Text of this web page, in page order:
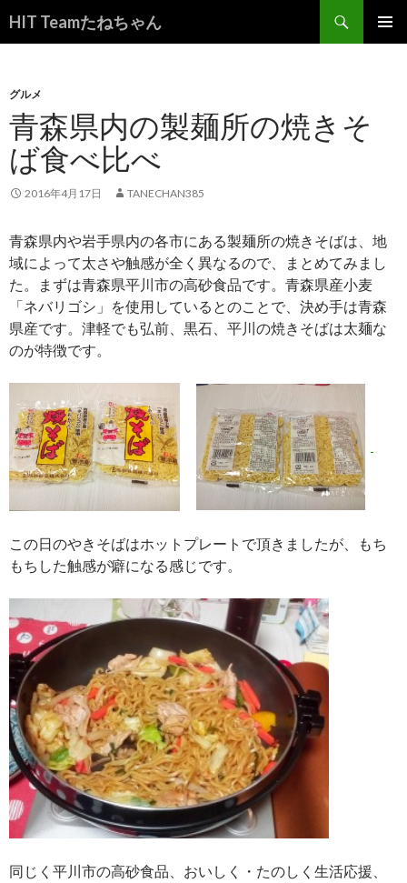
HIT Teamたねちゃん
索
ン
ツ
へ
ス
キ
ッ
グルメ
青森県内の製麺所の焼きそ
ば食べ比べ
2016年4月17日 TANECHAN385
青森県内や岩手県内の各市にある製麺所の焼きそばは、地
域によって太さや触感が全く異なるので、まとめてみまし
た。まずは青森県平川市の高砂食品です。青森県産小麦
「ネバリゴシ」を使用しているとのことで、決め手は青森
県産です。津軽でも弘前、黒石、平川の焼きそばは太麺な
のが特徴です。
この日のやきそばはホットプレートで頂きましたが、もち
もちした触感が癖になる感じです。
同じく平川市の高砂食品、おいしく・たのしく生活応援、